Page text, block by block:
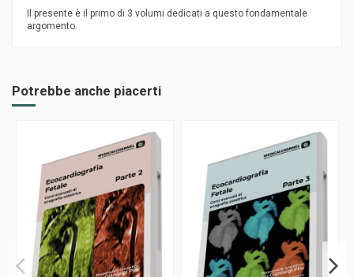
Il presente è il primo di 3 volumi dedicati a questo fondamentale
argomento.
Potrebbe anche piacerti